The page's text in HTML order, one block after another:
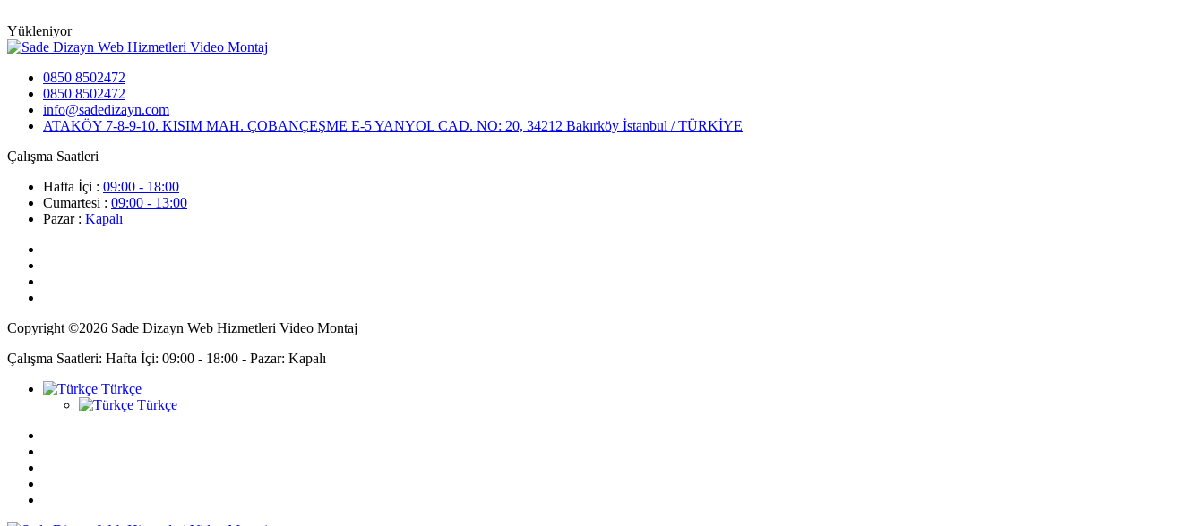
Yükleniyor
0850 8502472
0850 8502472
info@sadedizayn.com
ATAKÖY 7-8-9-10. KISIM MAH. ÇOBANÇEŞME E-5 YANYOL CAD. NO: 20, 34212 Bakırköy İstanbul / TÜRKİYE
Çalışma Saatleri
Hafta İçi : 09:00 - 18:00
Cumartesi : 09:00 - 13:00
Pazar : Kapalı
Copyright ©2026 Sade Dizayn Web Hizmetleri Video Montaj
Çalışma Saatleri: Hafta İçi: 09:00 - 18:00 - Pazar: Kapalı
Türkçe
Türkçe